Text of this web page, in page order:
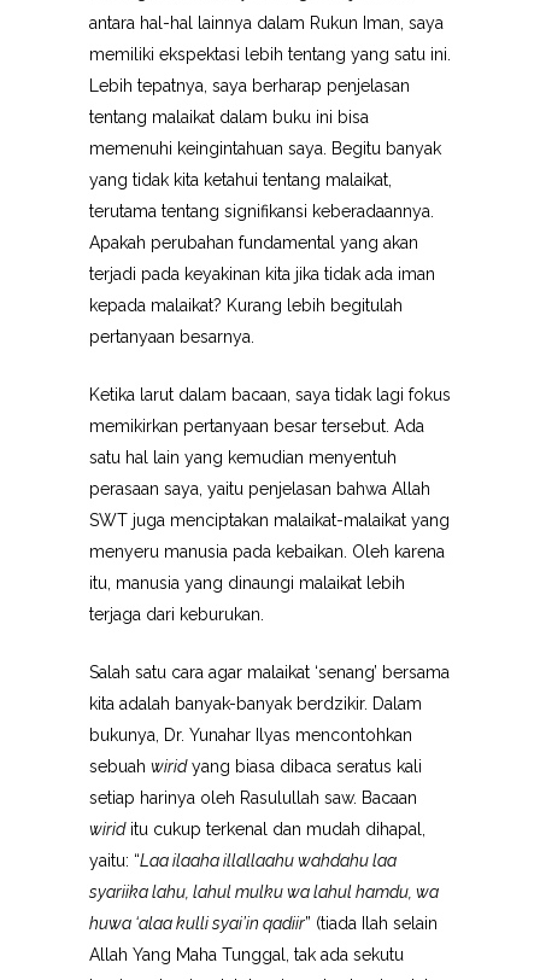
antara hal-hal lainnya dalam Rukun Iman, saya
memiliki ekspektasi lebih tentang yang satu ini.
Lebih tepatnya, saya berharap penjelasan
tentang malaikat dalam buku ini bisa
memenuhi keingintahuan saya. Begitu banyak
yang tidak kita ketahui tentang malaikat,
terutama tentang signifikansi keberadaannya.
Apakah perubahan fundamental yang akan
terjadi pada keyakinan kita jika tidak ada iman
kepada malaikat? Kurang lebih begitulah
pertanyaan besarnya.
Ketika larut dalam bacaan, saya tidak lagi fokus
memikirkan pertanyaan besar tersebut. Ada
satu hal lain yang kemudian menyentuh
perasaan saya, yaitu penjelasan bahwa Allah
SWT juga menciptakan malaikat-malaikat yang
menyeru manusia pada kebaikan. Oleh karena
itu, manusia yang dinaungi malaikat lebih
terjaga dari keburukan.
Salah satu cara agar malaikat ‘senang’ bersama
kita adalah banyak-banyak berdzikir. Dalam
bukunya, Dr. Yunahar Ilyas mencontohkan
sebuah wiridyang biasa dibaca seratus kali
setiap harinya oleh Rasulullah saw. Bacaan
wiriditu cukup terkenal dan mudah dihapal,
yaitu: “Laa ilaaha illallaahu wahdahu laa
syariika lahu, lahul mulku wa lahul hamdu, wa
huwa ‘alaa kulli syai’in qadiir” (tiada Ilah selain
Allah Yang Maha Tunggal, tak ada sekutu